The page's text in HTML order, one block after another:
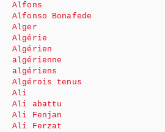
Alfons
Alfonso Bonafede
Alger
Algérie
Algérien
algérienne
algériens
Algérois tenus
Ali
Ali abattu
Ali Fenjan
Ali Ferzat